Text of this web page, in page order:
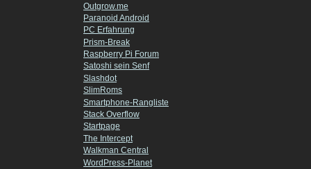
Outgrow.me
Paranoid Android
PC Erfahrung
Prism-Break
Raspberry Pi Forum
Satoshi sein Senf
Slashdot
SlimRoms
Smartphone-Rangliste
Stack Overflow
Startpage
The Intercept
Walkman Central
WordPress-Planet